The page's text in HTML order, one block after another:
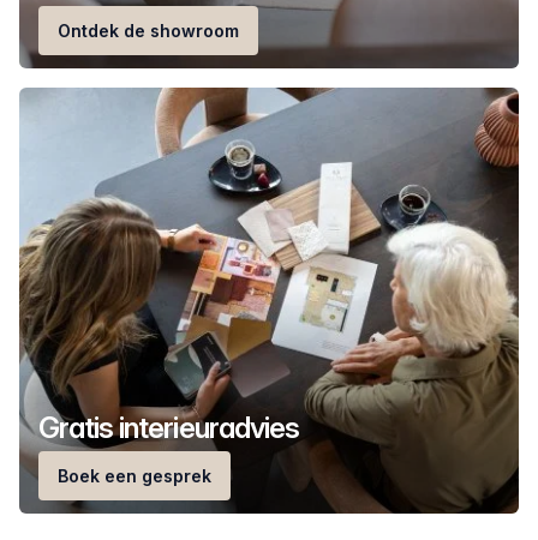
Ontdek de showroom
Gratis interieuradvies
Boek een gesprek